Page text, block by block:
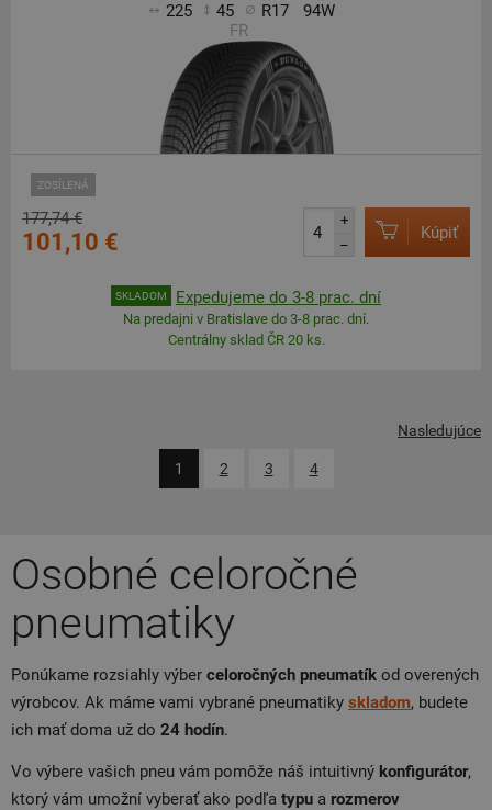
225 45 R17
94W
FR
ZOSÍLENÁ
177,74 €
101,10 €
+
–
Kúpiť
SKLADOM Expedujeme do 3-8 prac. dní
Na predajni v Bratislave do 3-8 prac. dní.
Centrálny sklad ČR 20 ks.
1 2 3 4
Nasledujúce
Osobné celoročné
pneumatiky
Ponúkame rozsiahly výber celoročných pneumatík od overených
výrobcov. Ak máme vami vybrané pneumatiky skladom, budete
ich mať doma už do 24 hodín.
Vo výbere vašich pneu vám pomôže náš intuitivný konfigurátor,
ktorý vám umožní vyberať ako podľa typu a rozmerov